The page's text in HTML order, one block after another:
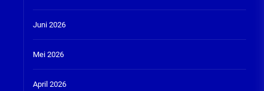
Juni 2026
Mei 2026
April 2026